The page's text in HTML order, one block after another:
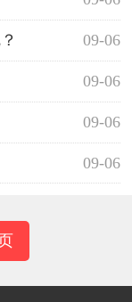
09-06
09-06
09-06
09-06